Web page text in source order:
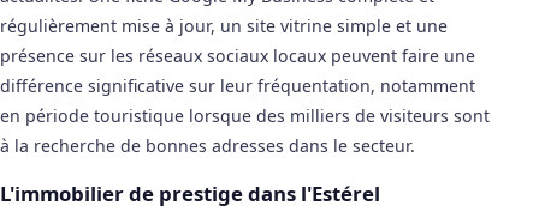
régulièrement mise à jour, un site vitrine simple et une
présence sur les réseaux sociaux locaux peuvent faire une
différence significative sur leur fréquentation, notamment
en période touristique lorsque des milliers de visiteurs sont
à la recherche de bonnes adresses dans le secteur.
L'immobilier de prestige dans l'Estérel